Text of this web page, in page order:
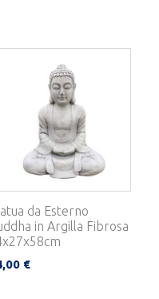
da Esterno
in Argilla Fibrosa
€